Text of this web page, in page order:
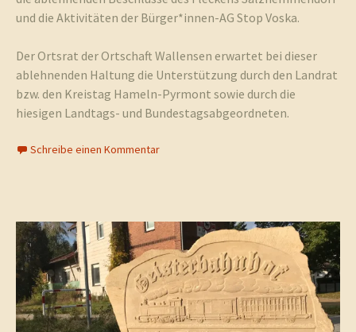
und die Aktivitäten der Bürger*innen-AG Stop Voska.
Der Ortsrat der Ortschaft Wallensen erwartet bei dieser
ablehnenden Haltung die Unterstützung durch den Landrat
bzw. den Kreistag Hameln-Pyrmont sowie durch die
hiesigen Landtags- und Bundestagsabgeordneten.
Schreibe einen Kommentar